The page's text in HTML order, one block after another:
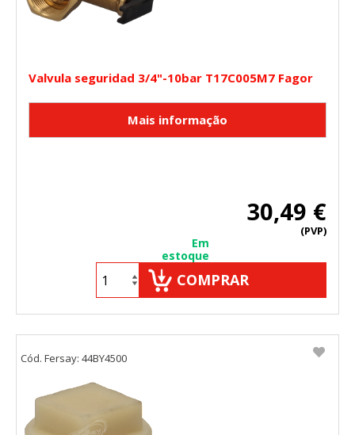
Valvula seguridad 3/4"-10bar T17C005M7 Fagor
30,49 €
(PVP)
Em
estoque
COMPRAR
Cód. Fersay: 44BY4500